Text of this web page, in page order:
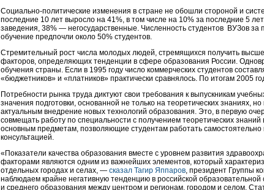
Социально-политические изменения в стране не обошли стороной и
последние 10 лет выросло на 41%, в том числе на 10% за последние 5
заведения, 38% — негосударственные. Численность студентов ВУЗов за
обучение предпочли около 50% студентов.
Стремительный рост числа молодых людей, стремящихся получить
факторов, определяющих тенденции в сфере образования России.
обучения страны. Если в 1995 году число коммерческих студентов
«бюджетников» и «платников» практически сравнялось. По итогам 2005
Потребности рынка труда диктуют свои требования к выпускникам
значения подготовки, основанной не только на теоретических знаниях,
актуальным внедрение новых технологий образования. Это, в первую
совмещать работу по специальности с получением теоретических
основным предметам, позволяющие студентам работать
консультацией.
«Показатели качества образования вместе с уровнем развития
факторами являются одним из важнейших элементов, который
отдельных городах и селах, — сказал Тагир Яппаров, президент Группы
наблюдаем крайне негативную тенденцию в российской
и среднего образования между центром и регионам, городом и селом.